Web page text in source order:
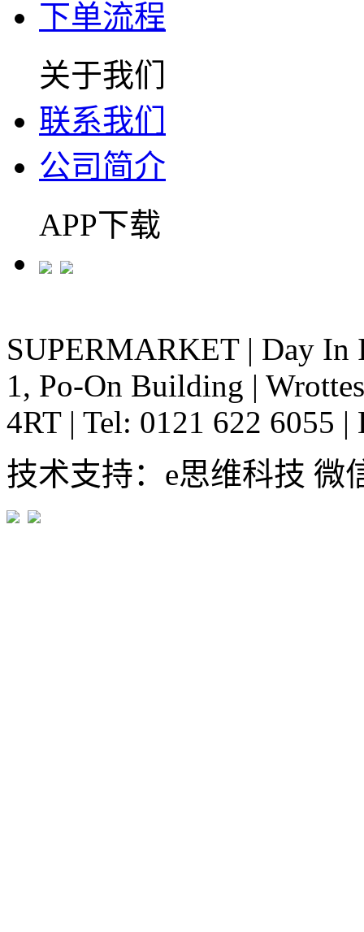
下单流程
关于我们
联系我们
公司简介
APP下载
SUPERMARKET | Day In
1, Po-On Building |
4RT | Tel: 0121 622 6055 |
技术支持：e思维科技 微